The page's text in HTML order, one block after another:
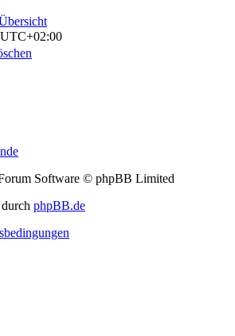
UTC+02:00
Software © phpBB Limited
phpBB.de